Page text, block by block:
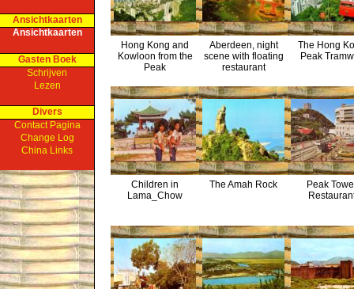
Ansichtkaarten
Ansichtkaarten
Gasten Boek
Schrijven
Lezen
Divers
Contact Pagina
Change Log
China Links
Hong Kong and
Kowloon from the
Peak
Aberdeen, night
scene with floating
restaurant
The Hong
Peak
Children in
Lama_Chow
The Amah Rock
Peak